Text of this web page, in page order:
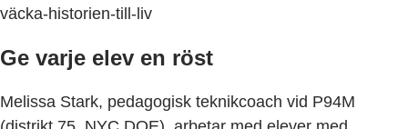
väcka-historien-till-liv
Ge varje elev en röst
Melissa Stark, pedagogisk teknikcoach vid P94M